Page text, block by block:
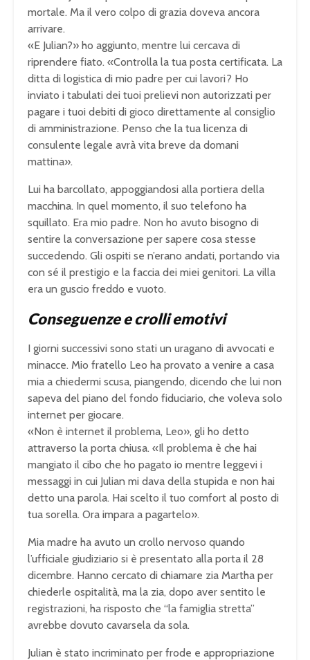
mortale. Ma il vero colpo di grazia doveva ancora
arrivare.
«E Julian?» ho aggiunto, mentre lui cercava di
riprendere fiato. «Controlla la tua posta certificata. La
ditta di logistica di mio padre per cui lavori? Ho
inviato i tabulati dei tuoi prelievi non autorizzati per
pagare i tuoi debiti di gioco direttamente al consiglio
di amministrazione. Penso che la tua licenza di
consulente legale avrà vita breve da domani
mattina».
Lui ha barcollato, appoggiandosi alla portiera della
macchina. In quel momento, il suo telefono ha
squillato. Era mio padre. Non ho avuto bisogno di
sentire la conversazione per sapere cosa stesse
succedendo. Gli ospiti se n’erano andati, portando via
con sé il prestigio e la faccia dei miei genitori. La villa
era un guscio freddo e vuoto.
Conseguenze e crolli emotivi
I giorni successivi sono stati un uragano di avvocati e
minacce. Mio fratello Leo ha provato a venire a casa
mia a chiedermi scusa, piangendo, dicendo che lui non
sapeva del piano del fondo fiduciario, che voleva solo
internet per giocare.
«Non è internet il problema, Leo», gli ho detto
attraverso la porta chiusa. «Il problema è che hai
mangiato il cibo che ho pagato io mentre leggevi i
messaggi in cui Julian mi dava della stupida e non hai
detto una parola. Hai scelto il tuo comfort al posto di
tua sorella. Ora impara a pagartelo».
Mia madre ha avuto un crollo nervoso quando
l’ufficiale giudiziario si è presentato alla porta il 28
dicembre. Hanno cercato di chiamare zia Martha per
chiederle ospitalità, ma la zia, dopo aver sentito le
registrazioni, ha risposto che “la famiglia stretta”
avrebbe dovuto cavarsela da sola.
Julian è stato incriminato per frode e appropriazione